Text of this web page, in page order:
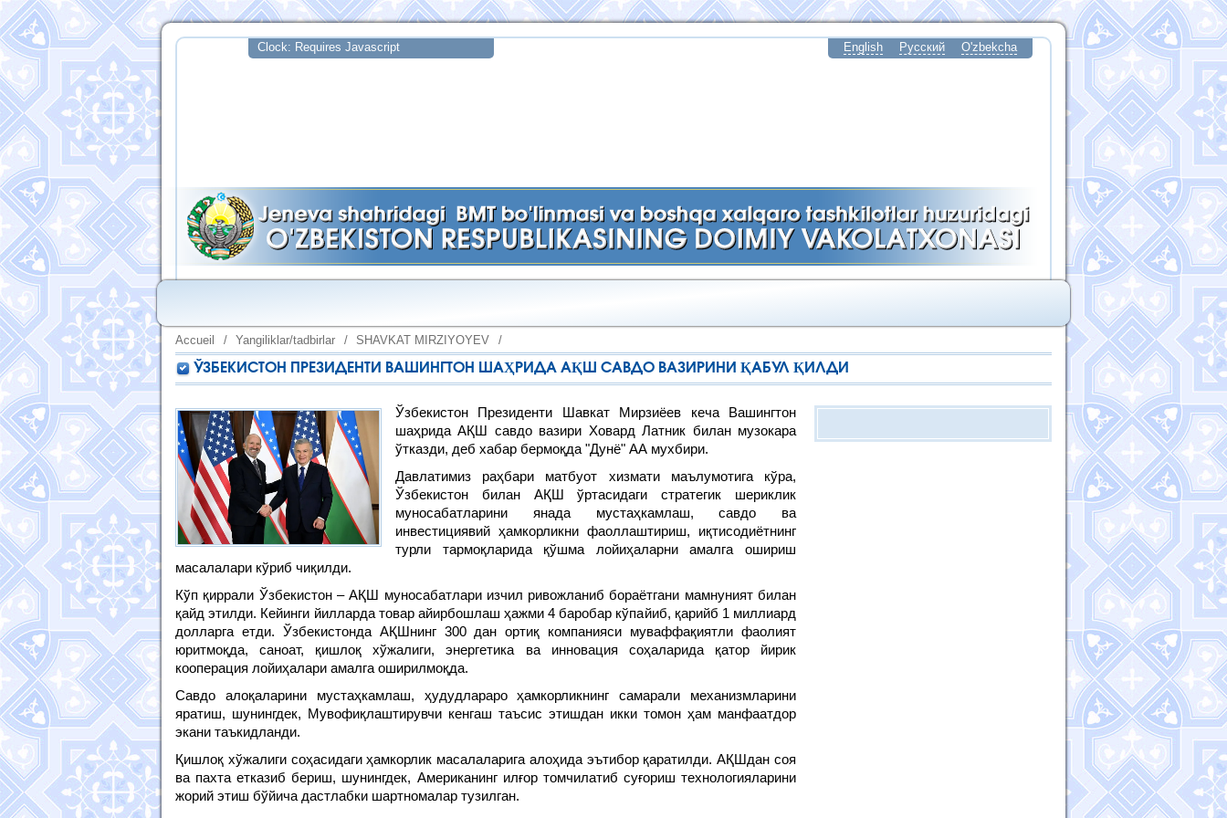
English Русский O'zbekcha
Accueil / Yangiliklar/tadbirlar / SHAVKAT MIRZIYOYEV /
ЎЗБЕКИСТОН ПРЕЗИДЕНТИ ВАШИНГТОН ШАҲРИДА АҚШ САВДО ВАЗИРИНИ ҚАБУЛ ҚИЛДИ
Ўзбекистон Президенти Шавкат Мирзиёев кеча Вашингтон
шаҳрида АҚШ савдо вазири Ховард Латник билан музокара
ўтказди, деб хабар бермоқда "Дунё" АА мухбири.
Давлатимиз раҳбари матбуот хизмати маълумотига кўра,
Ўзбекистон билан АҚШ ўртасидаги стратегик шериклик
муносабатларини янада мустаҳкамлаш, савдо ва
инвестициявий ҳамкорликни фаоллаштириш, иқтисодиётнинг
турли тармоқларида қўшма лойиҳаларни амалга ошириш
масалалари кўриб чиқилди.
Кўп қиррали Ўзбекистон – АҚШ муносабатлари изчил ривожланиб бораётгани мамнуният билан
қайд этилди. Кейинги йилларда товар айирбошлаш ҳажми 4 баробар кўпайиб, қарийб 1 миллиард
долларга етди. Ўзбекистонда АҚШнинг 300 дан ортиқ компанияси муваффақиятли фаолият
юритмоқда, саноат, қишлоқ хўжалиги, энергетика ва инновация соҳаларида қатор йирик
кооперация лойиҳалари амалга оширилмоқда.
Савдо алоқаларини мустаҳкамлаш, ҳудудлараро ҳамкорликнинг самарали механизмларини
яратиш, шунингдек, Мувофиқлаштирувчи кенгаш таъсис этишдан икки томон ҳам манфаатдор
экани таъкидланди.
Қишлоқ хўжалиги соҳасидаги ҳамкорлик масалаларига алоҳида эътибор қаратилди. АҚШдан соя
ва пахта етказиб бериш, шунингдек, Американинг илғор томчилатиб суғориш технологияларини
жорий этиш бўйича дастлабки шартномалар тузилган.